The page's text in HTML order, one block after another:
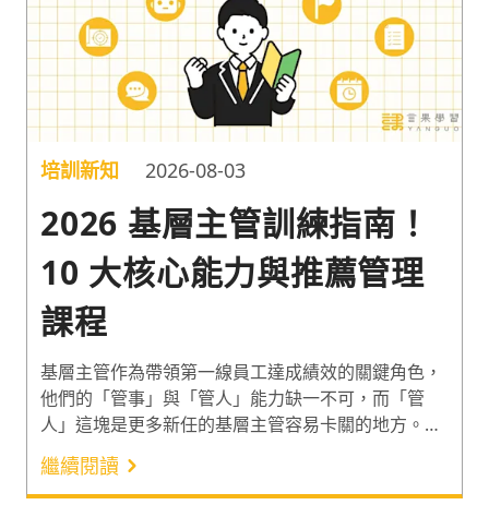
培訓新知 2026-08-03
2026 基層主管訓練指南！
10 大核心能力與推薦管理
課程
基層主管作為帶領第一線員工達成績效的關鍵角色，
他們的「管事」與「管人」能力缺一不可，而「管
人」這塊是更多新任的基層主管容易卡關的地方。因
此以下從 10 大基層主管能力出發，推薦 9 堂聚焦
「管人」能力，適合基層與新手主管的管理課程，快
速提升基層主管能力！
繼續閱讀